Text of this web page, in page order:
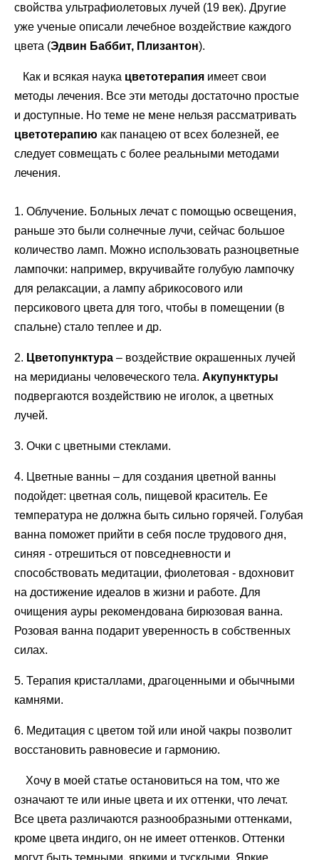
свойства ультрафиолетовых лучей (19 век). Другие
уже ученые описали лечебное воздействие каждого
цвета (Эдвин Баббит, Плизантон).
Как и всякая наука цветотерапия имеет свои
методы лечения. Все эти методы достаточно простые
и доступные. Но теме не мене нельзя рассматривать
цветотерапию как панацею от всех болезней, ее
следует совмещать с более реальными методами
лечения.
1. Облучение. Больных лечат с помощью освещения,
раньше это были солнечные лучи, сейчас большое
количество ламп. Можно использовать разноцветные
лампочки: например, вкручивайте голубую лампочку
для релаксации, а лампу абрикосового или
персикового цвета для того, чтобы в помещении (в
спальне) стало теплее и др.
2. Цветопунктура – воздействие окрашенных лучей
на меридианы человеческого тела. Акупунктуры
подвергаются воздействию не иголок, а цветных
лучей.
3. Очки с цветными стеклами.
4. Цветные ванны – для создания цветной ванны
подойдет: цветная соль, пищевой краситель. Ее
температура не должна быть сильно горячей. Голубая
ванна поможет прийти в себя после трудового дня,
синяя - отрешиться от повседневности и
способствовать медитации, фиолетовая - вдохновит
на достижение идеалов в жизни и работе. Для
очищения ауры рекомендована бирюзовая ванна.
Розовая ванна подарит уверенность в собственных
силах.
5. Терапия кристаллами, драгоценными и обычными
камнями.
6. Медитация с цветом той или иной чакры позволит
восстановить равновесие и гармонию.
Хочу в моей статье остановиться на том, что же
означают те или иные цвета и их оттенки, что лечат.
Все цвета различаются разнообразными оттенками,
кроме цвета индиго, он не имеет оттенков. Оттенки
могут быть темными, яркими и тусклыми. Яркие